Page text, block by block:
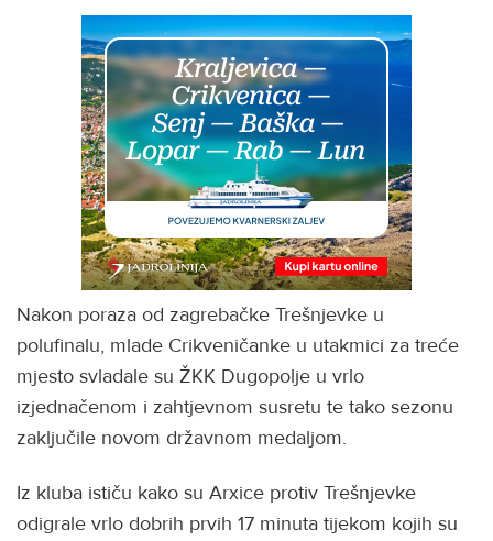
Nakon poraza od zagrebačke Trešnjevke u
polufinalu, mlade Crikveničanke u utakmici za treće
mjesto svladale su ŽKK Dugopolje u vrlo
izjednačenom i zahtjevnom susretu te tako sezonu
zaključile novom državnom medaljom.
Iz kluba ističu kako su Arxice protiv Trešnjevke
odigrale vrlo dobrih prvih 17 minuta tijekom kojih su